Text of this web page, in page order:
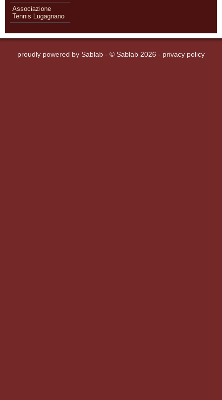
Associazione
Tennis Lugagnano
proudly powered by Sablab - © Sablab 2026 - privacy policy